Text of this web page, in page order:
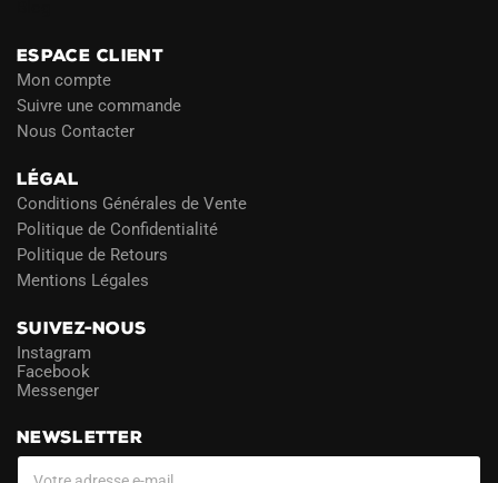
ESPACE CLIENT
Mon compte
Suivre une commande
Nous Contacter
LÉGAL
Conditions Générales de Vente
Politique de Confidentialité
Politique de Retours
Mentions Légales
SUIVEZ-NOUS
Instagram
Facebook
Messenger
NEWSLETTER